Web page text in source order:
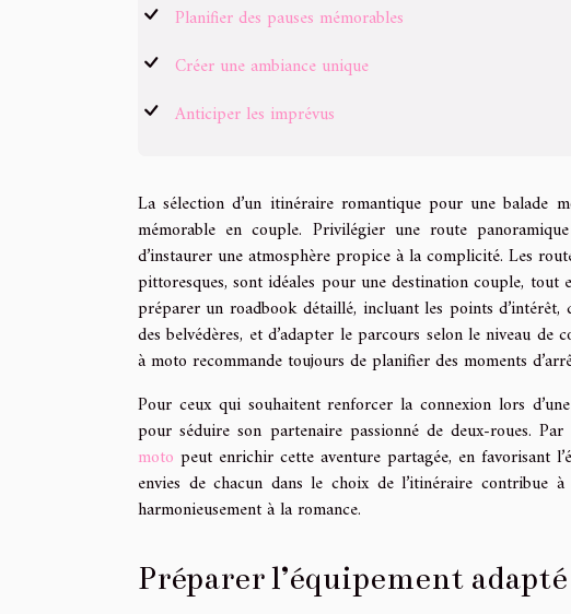
Planifier des pauses mémorables
Créer une ambiance unique
Anticiper les imprévus
La sélection d’un itinéraire romantique pour une balade
mémorable en couple. Privilégier une route
d’instaurer une atmosphère propice à la complicité. Les
pittoresques, sont idéales pour une destination couple,
préparer un roadbook détaillé, incluant les points d’intérêt,
des belvédères, et d’adapter le parcours selon le niveau
à moto recommande toujours de planifier des moments
Pour ceux qui souhaitent renforcer la connexion lors
pour séduire son partenaire passionné de deux-roues.
moto peut enrichir cette aventure partagée, en favorisant
envies de chacun dans le choix de l’itinéraire
harmonieusement à la romance.
Préparer l’équipement adapté